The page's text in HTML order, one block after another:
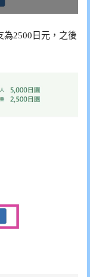
為2500日元，之後